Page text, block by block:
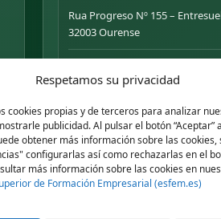
Respetamos su privacidad
cookies propias y de terceros para analizar
publicidad. Al pulsar el botón “Aceptar”
obtener más información sobre las cookies,
configurarlas así como rechazarlas en el
más información sobre las cookies en
de Formación Empresarial (esfem.es)
Rua Progreso Nº 155 –
32003 Ourense
Tel.945 492 491
Atención online en toda España ·